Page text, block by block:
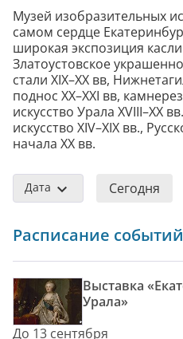
Музей изобразительных
самом сердце
широкая экспозиция
Златоустовское
стали XIX–XX вв,
поднос XX–XXI вв,
искусство Урала XVIII–XX
искусство XIV–XIX вв.,
начала XX вв.
Дата Сегодня
Расписание
Выставка
Урала»
До 13 сентября